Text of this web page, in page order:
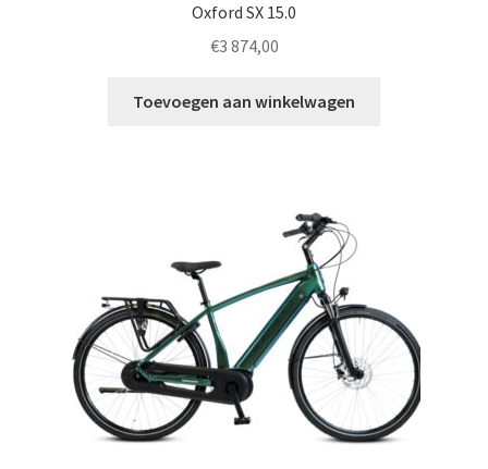
Oxford SX 15.0
€3 874,00
Toevoegen aan winkelwagen